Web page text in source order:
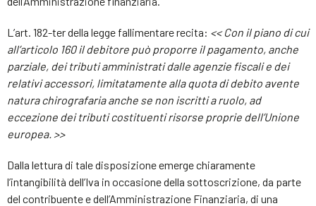
L’art. 182-ter della legge fallimentare recita: << Con il piano di cui
all’articolo 160 il debitore può proporre il pagamento, anche
parziale, dei tributi amministrati dalle agenzie fiscali e dei
relativi accessori, limitatamente alla quota di debito avente
natura chirografaria anche se non iscritti a ruolo, ad
eccezione dei tributi costituenti risorse proprie dell’Unione
europea. >>
Dalla lettura di tale disposizione emerge chiaramente
l’intangibilità dell’Iva in occasione della sottoscrizione, da parte
del contribuente e dell’Amministrazione Finanziaria, di una